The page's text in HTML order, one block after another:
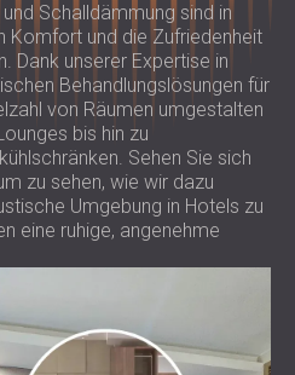
DIE WAND
DECKEN
BÖDEN
FILZ AKUSTIK
AUS PERFORIERTEM
UND
AUS LATTENHOLZ
PADS
DOSEMETERS
Schalldämmung sind in
Komfort und die Zufriedenheit
Dank unserer Expertise in
Behandlungslösungen für
von Räumen umgestalten
bis hin zu
Sehen Sie sich
zu sehen, wie wir dazu
Umgebung in Hotels zu
eine ruhige, angenehme